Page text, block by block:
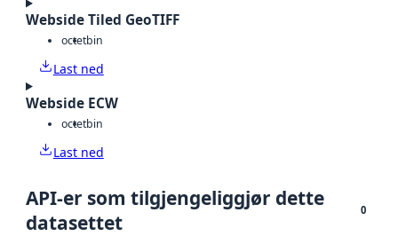
Webside Tiled GeoTIFF
octetbin
Last ned
Webside ECW
octetbin
Last ned
API-er som tilgjengeliggjør dette
datasettet
0